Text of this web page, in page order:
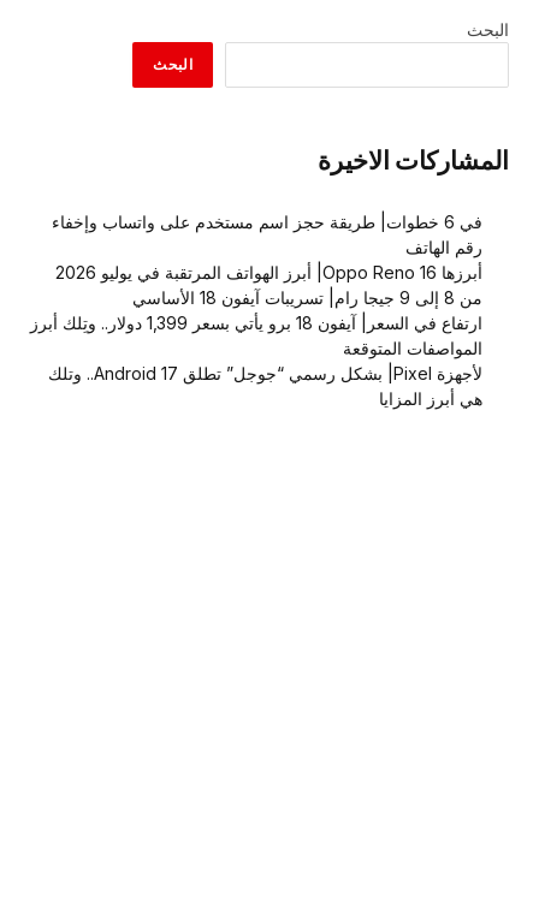
البحث
البحث
المشاركات الاخيرة
في 6 خطوات| طريقة حجز اسم مستخدم على واتساب وإخفاء
رقم الهاتف
أبرزها Oppo Reno 16| أبرز الهواتف المرتقبة في يوليو 2026
من 8 إلى 9 جيجا رام| تسريبات آيفون 18 الأساسي
ارتفاع في السعر| آيفون 18 برو يأتي بسعر 1,399 دولار.. وتِلك أبرز
المواصفات المتوقعة
لأجهزة Pixel| بشكل رسمي “جوجل” تطلق Android 17.. وتلك
هي أبرز المزايا